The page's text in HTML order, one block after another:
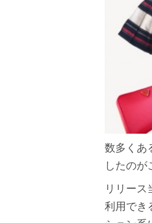
数多くあ
したのが
リリース
利用でき